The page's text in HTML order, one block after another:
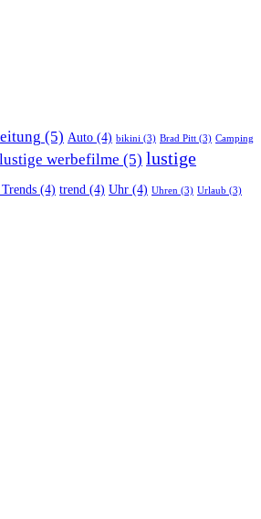
(5) Auto (4) bikini (3) Brad Pitt (3) Camping
lustige werbefilme (5) lustige
(4) trend (4) Uhr (4) Uhren (3) Urlaub (3)